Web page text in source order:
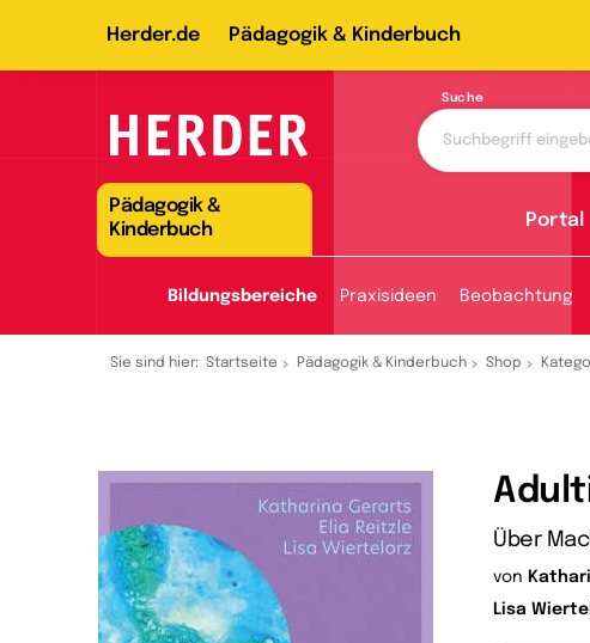
Herder.de Pädagogik & Kinderbuch
Suche
Pädagogik &
Kinderbuch
Portal
Bildungsbereiche Praxisideen Beobachtung
Sie sind hier: Startseite Pädagogik & Kinderbuch Shop
Über
von
Lisa